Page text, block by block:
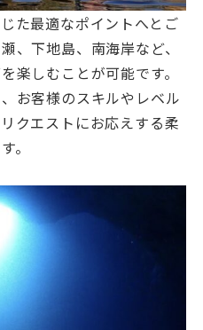
た最適なポイントへとご
、下地島、南海岸など、
楽しむことが可能です。
お客様のスキルやレベル
クエストにお応えする柔
。